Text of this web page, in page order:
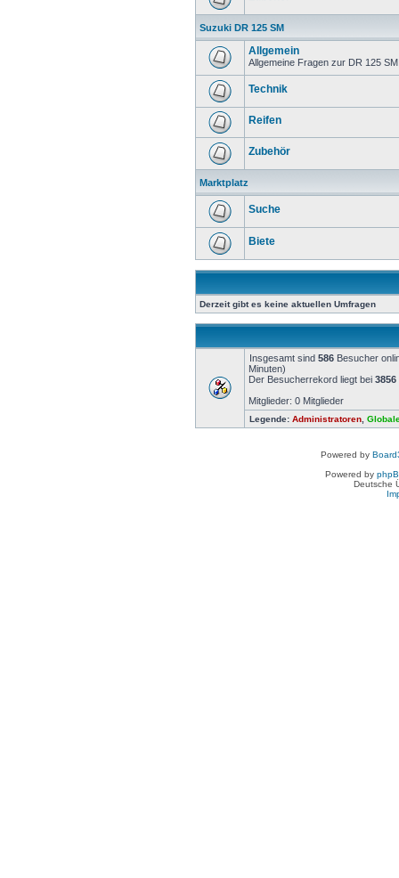
Suzuki DR 125 SM
Allgemein
Allgemeine Fragen zur DR 125 SM
Technik
Reifen
Zubehör
Marktplatz
Suche
Biete
Derzeit gibt es keine aktuellen Umfragen
Insgesamt sind 586 Besucher
Minuten)
Der Besucherrekord liegt bei 3856
Mitglieder: 0 Mitglieder
Legende: Administratoren
Powered by
Powered by
Deutsche